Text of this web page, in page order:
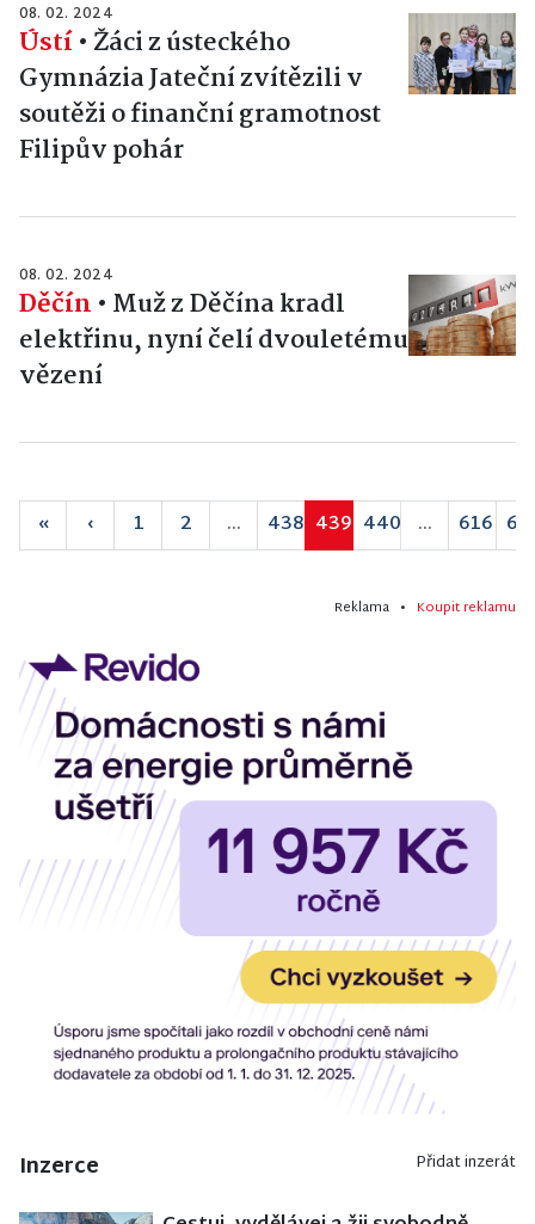
08. 02. 2024
Ústí• Žáci z ústeckého
Gymnázia Jateční zvítězili v
soutěži o finanční gramotnost
Filipův pohár
08. 02. 2024
Děčín • Muž z Děčína kradl
elektřinu, nyní čelí dvouletému
vězení
« ‹ 1 2 ... 438 439 440 ... 616
Reklama • Koupit reklamu
Inzerce Přidat inzerát